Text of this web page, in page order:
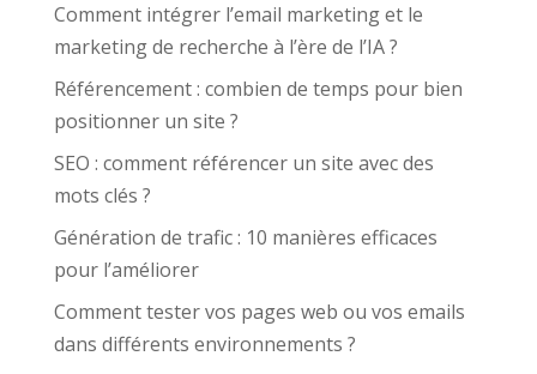
Comment intégrer l’email marketing et le
marketing de recherche à l’ère de l’IA ?
Référencement : combien de temps pour bien
positionner un site ?
SEO : comment référencer un site avec des
mots clés ?
Génération de trafic : 10 manières efficaces
pour l’améliorer
Comment tester vos pages web ou vos emails
dans différents environnements ?